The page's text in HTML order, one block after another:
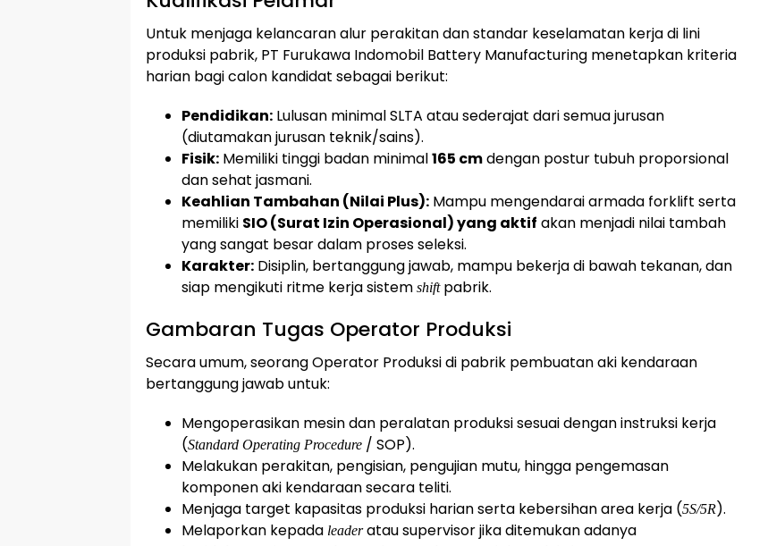
Untuk menjaga kelancaran alur perakitan dan standar keselamatan kerja di lini
produksi pabrik, PT Furukawa Indomobil Battery Manufacturing menetapkan kriteria
harian bagi calon kandidat sebagai berikut:
Pendidikan: Lulusan minimal SLTA atau sederajat dari semua jurusan
(diutamakan jurusan teknik/sains).
Fisik: Memiliki tinggi badan minimal165 cmdengan postur tubuh proporsional
dan sehat jasmani.
Keahlian Tambahan (Nilai Plus): Mampu mengendarai armada forklift serta
memiliki SIO (Surat Izin Operasional) yang aktif akan menjadi nilai tambah
yang sangat besar dalam proses seleksi.
Karakter: Disiplin, bertanggung jawab, mampu bekerja di bawah tekanan, dan
siap mengikuti ritme kerja sistem shiftpabrik.
Gambaran Tugas Operator Produksi
Secara umum, seorang Operator Produksi di pabrik pembuatan aki kendaraan
bertanggung jawab untuk:
Mengoperasikan mesin dan peralatan produksi sesuai dengan instruksi kerja
(Standard Operating Procedure / SOP).
Melakukan perakitan, pengisian, pengujian mutu, hingga pengemasan
komponen aki kendaraan secara teliti.
Menjaga target kapasitas produksi harian serta kebersihan area kerja (5S/5R).
Melaporkan kepada leaderatau supervisor jika ditemukan adanya